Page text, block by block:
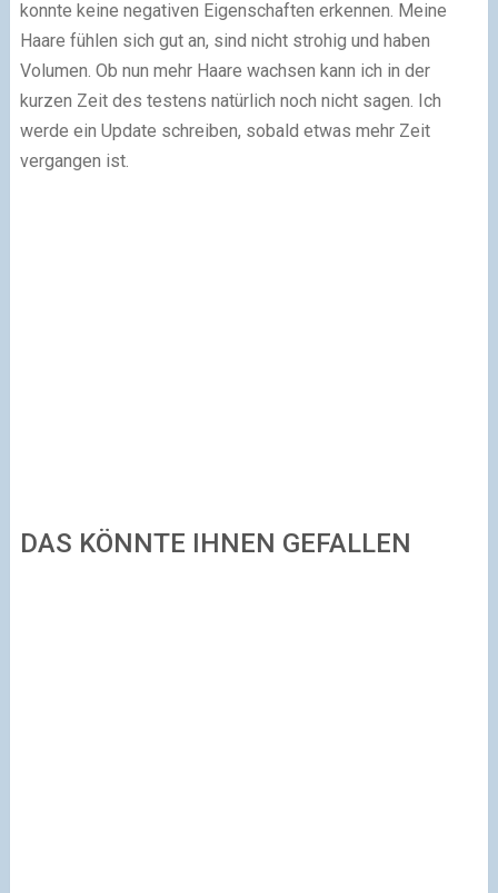
konnte keine negativen Eigenschaften erkennen. Meine
Haare fühlen sich gut an, sind nicht strohig und haben
Volumen. Ob nun mehr Haare wachsen kann ich in der
kurzen Zeit des testens natürlich noch nicht sagen. Ich
werde ein Update schreiben, sobald etwas mehr Zeit
vergangen ist.
DAS KÖNNTE IHNEN GEFALLEN